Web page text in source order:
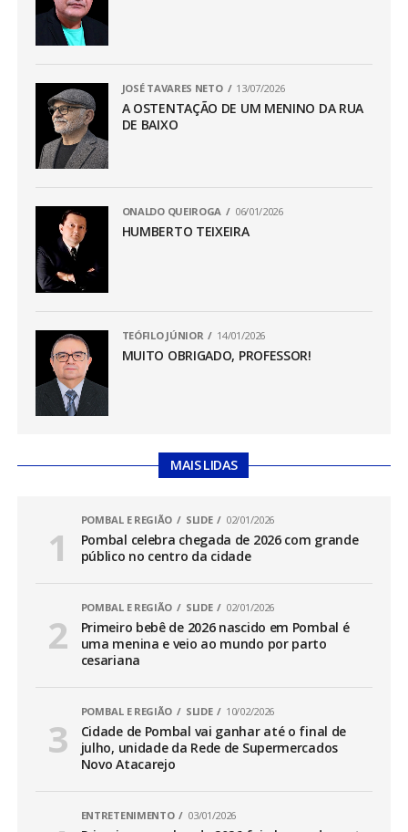
JOSÉ TAVARES NETO 13/07/2026
A OSTENTAÇÃO DE UM MENINO DA RUA
DE BAIXO
ONALDO QUEIROGA 06/01/2026
HUMBERTO TEIXEIRA
TEÓFILO JÚNIOR 14/01/2026
MUITO OBRIGADO, PROFESSOR!
MAIS LIDAS
POMBAL E REGIÃO SLIDE 02/01/2026
Pombal celebra chegada de 2026 com grande
público no centro da cidade
POMBAL E REGIÃO SLIDE 02/01/2026
Primeiro bebê de 2026 nascido em Pombal é
uma menina e veio ao mundo por parto
cesariana
POMBAL E REGIÃO SLIDE 10/02/2026
Cidade de Pombal vai ganhar até o final de
julho, unidade da Rede de Supermercados
Novo Atacarejo
ENTRETENIMENTO 03/01/2026